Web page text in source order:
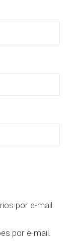
por e-mail.
por e-mail.